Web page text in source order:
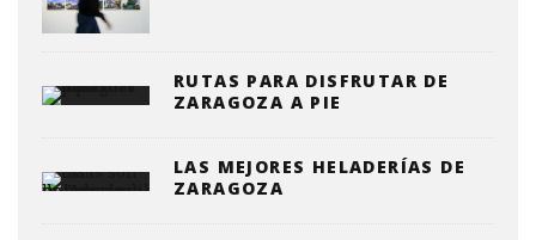
RUTAS PARA DISFRUTAR DE
ZARAGOZA A PIE
LAS MEJORES HELADERÍAS DE
ZARAGOZA